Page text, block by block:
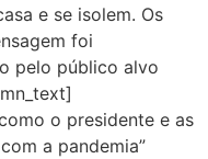
e se isolem. Os
foi
pelo público alvo
o presidente e as
a pandemia”